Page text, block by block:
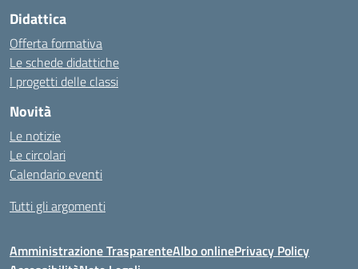
Didattica
Offerta formativa
Le schede didattiche
I progetti delle classi
Novità
Le notizie
Le circolari
Calendario eventi
Tutti gli argomenti
Amministrazione TrasparenteAlbo onlinePrivacy Policy